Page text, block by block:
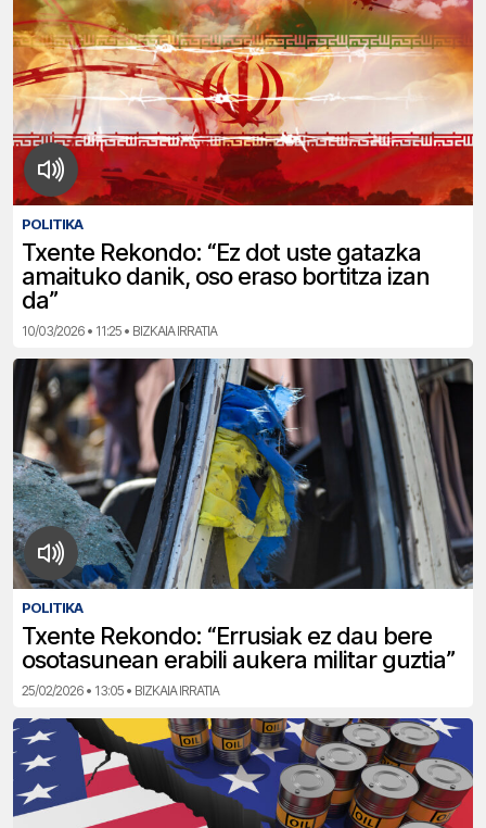
POLITIKA
Txente Rekondo: “Ez dot uste gatazka
amaituko danik, oso eraso bortitza izan
da”
10/03/2026 • 11:25 • BIZKAIA IRRATIA
POLITIKA
Txente Rekondo: “Errusiak ez dau bere
osotasunean erabili aukera militar guztia”
25/02/2026 • 13:05 • BIZKAIA IRRATIA